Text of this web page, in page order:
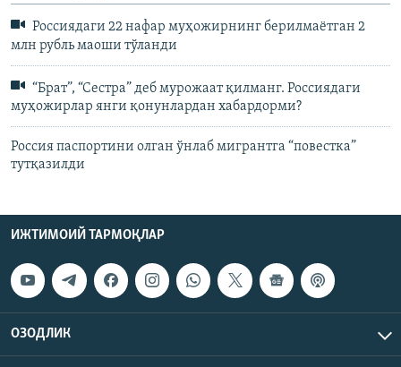
Россиядаги 22 нафар муҳожирнинг берилмаётган 2
млн рубль маоши тўланди
“Брат”, “Сестра” деб мурожаат қилманг. Россиядаги
муҳожирлар янги қонунлардан хабардорми?
Россия паспортини олган ўнлаб мигрантга “повестка”
тутқазилди
ИЖТИМОИЙ ТАРМОҚЛАР
ОЗОДЛИК